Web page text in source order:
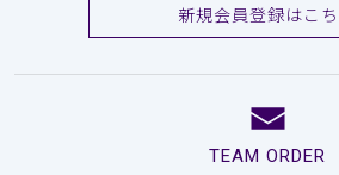
新規会員登録はこ
TEAM ORDER